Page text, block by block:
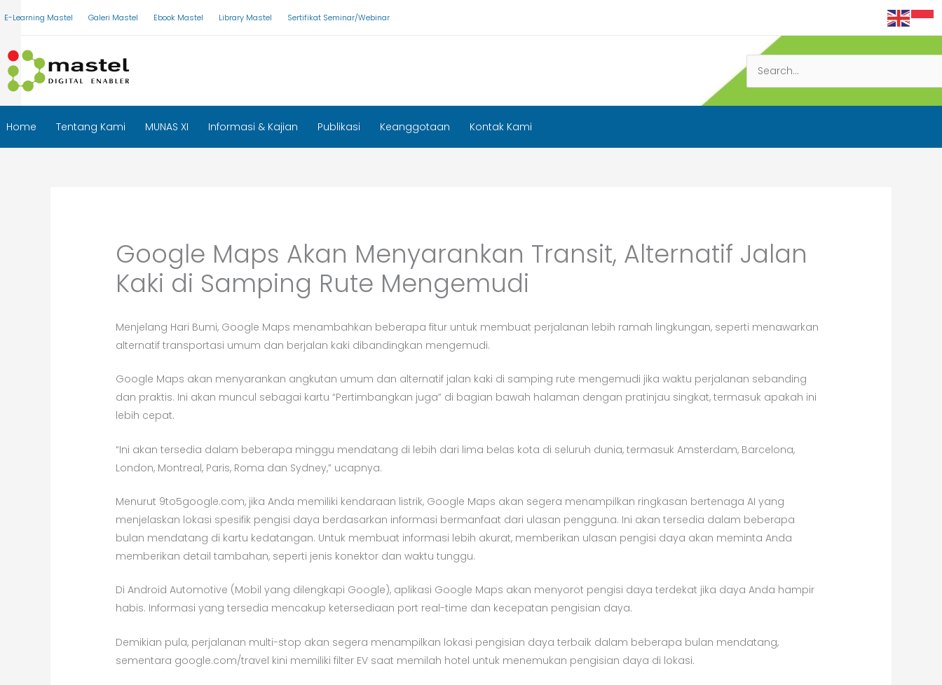
E-Learning Mastel Galeri Mastel Ebook Mastel Library Mastel Sertifikat Seminar/Webinar
Search
for:
Home Tentang Kami MUNAS XI Informasi & Kajian Publikasi Keanggotaan Kontak Kami
Google Maps Akan Menyarankan Transit, Alternatif Jalan
Kaki di Samping Rute Mengemudi
Menjelang Hari Bumi, Google Maps menambahkan beberapa fitur untuk membuat perjalanan lebih ramah lingkungan, seperti menawarkan
alternatif transportasi umum dan berjalan kaki dibandingkan mengemudi.
Google Maps akan menyarankan angkutan umum dan alternatif jalan kaki di samping rute mengemudi jika waktu perjalanan sebanding
dan praktis. Ini akan muncul sebagai kartu “Pertimbangkan juga” di bagian bawah halaman dengan pratinjau singkat, termasuk apakah ini
lebih cepat.
“Ini akan tersedia dalam beberapa minggu mendatang di lebih dari lima belas kota di seluruh dunia, termasuk Amsterdam, Barcelona, ​​
London, Montreal, Paris, Roma dan Sydney,” ucapnya.
Menurut 9to5google.com, jika Anda memiliki kendaraan listrik, Google Maps akan segera menampilkan ringkasan bertenaga AI yang
menjelaskan lokasi spesifik pengisi daya berdasarkan informasi bermanfaat dari ulasan pengguna. Ini akan tersedia dalam beberapa
bulan mendatang di kartu kedatangan. Untuk membuat informasi lebih akurat, memberikan ulasan pengisi daya akan meminta Anda
memberikan detail tambahan, seperti jenis konektor dan waktu tunggu.
Di Android Automotive (Mobil yang dilengkapi Google), aplikasi Google Maps akan menyorot pengisi daya terdekat jika daya Anda hampir
habis. Informasi yang tersedia mencakup ketersediaan port real-time dan kecepatan pengisian daya.
Demikian pula, perjalanan multi-stop akan segera menampilkan lokasi pengisian daya terbaik dalam beberapa bulan mendatang,
sementara google.com/travel kini memiliki filter EV saat memilah hotel untuk menemukan pengisian daya di lokasi.